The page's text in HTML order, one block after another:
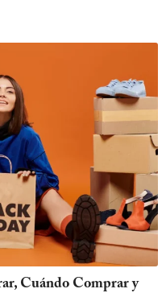
Cuándo Comprar y